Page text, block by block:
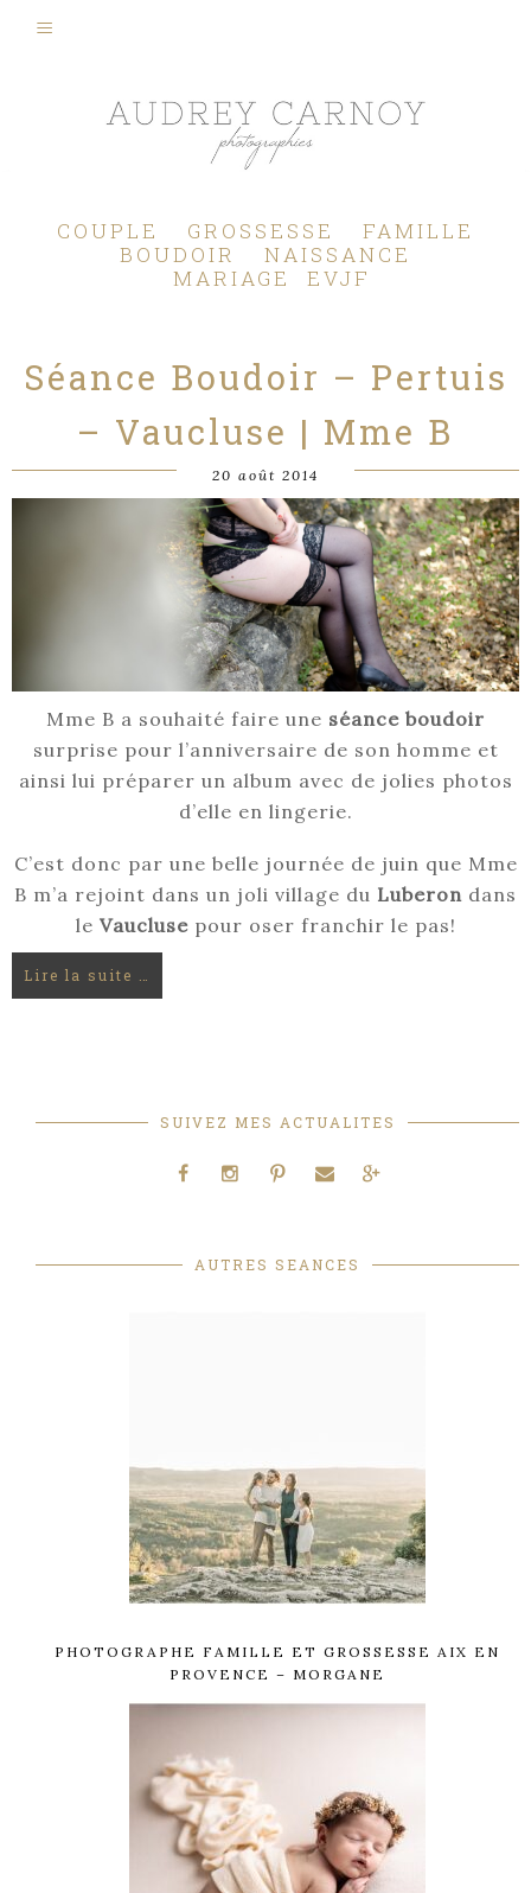
COUPLE GROSSESSE
FAMILLE
BOUDOIR
NAISSANCE
MARIAGE
EVJF
Séance Boudoir – Pertuis
– Vaucluse | Mme B
20 août 2014
Mme B a souhaité faire une séance boudoir
surprise pour l’anniversaire de son homme et
ainsi lui préparer un album avec de jolies photos
d’elle en lingerie.
C’est donc par une belle journée de juin que Mme
B m’a rejoint dans un joli village du Luberon dans
le Vauclusepour oser franchir le pas!
Lire la suite …
SUIVEZ MES ACTUALITES
AUTRES SEANCES
PHOTOGRAPHE FAMILLE ET GROSSESSE AIX EN
PROVENCE – MORGANE